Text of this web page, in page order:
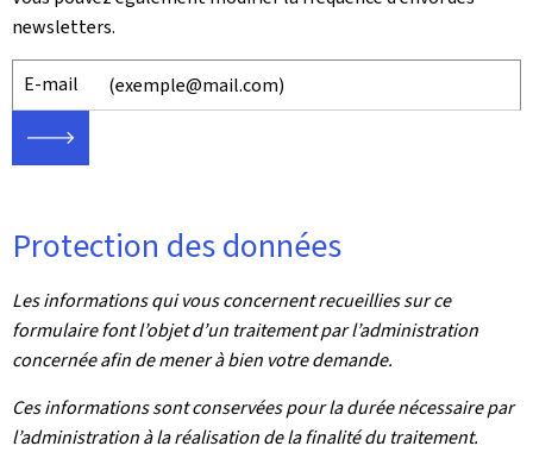
newsletters.
E-mail
🡒
Protection des données
Les informations qui vous concernent recueillies sur ce
formulaire font l’objet d’un traitement par l’administration
concernée afin de mener à bien votre demande.
Ces informations sont conservées pour la durée nécessaire par
l’administration à la réalisation de la finalité du traitement.